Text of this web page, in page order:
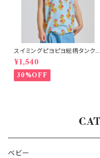
スイミングピヨピヨ総柄タンクト
ップ サックス
¥1,540
30%OFF
ベビー